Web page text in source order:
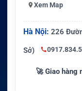
Xem Map
Hà Nội: 226
Sở)
🚀 Giao hàng